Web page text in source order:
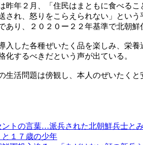
昨年２月、「住民はまともに食べる
され、怒りをこらえられない」とい
あり、２０２０ー２２年基準で北朝鮮
入した各種ぜいたく品を楽しみ、栄
化するべきだという声が出ている。
生活問題は傍観し、本人のぜいたく
トの言葉…派兵された北朝鮮兵士と
と１７歳の少年